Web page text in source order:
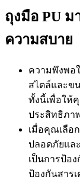
ถุงมือ PU
ความสบาย
ความพึงพอ
สไตล์และข
ทั้งนี้เพื่อให้
ประสิทธิภา
เมื่อคุณเลือ
ปลอดภัยแล
เป็นการป้อ
ป้องกันสาร